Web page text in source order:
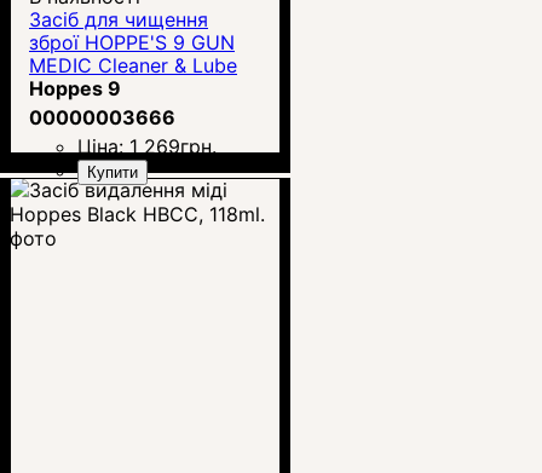
Засіб для чищення
зброї HOPPE'S 9 GUN
MEDIC Cleaner & Lube
(284g)
Hoppes 9
00000003666
Ціна: 1 269грн.
Купити